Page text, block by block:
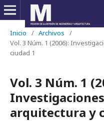
Inicio / Archivos
/
Vol. 3 Núm. 1 (2006):
ciudad 1
Vol. 3 Núm. 1
arquitectura y